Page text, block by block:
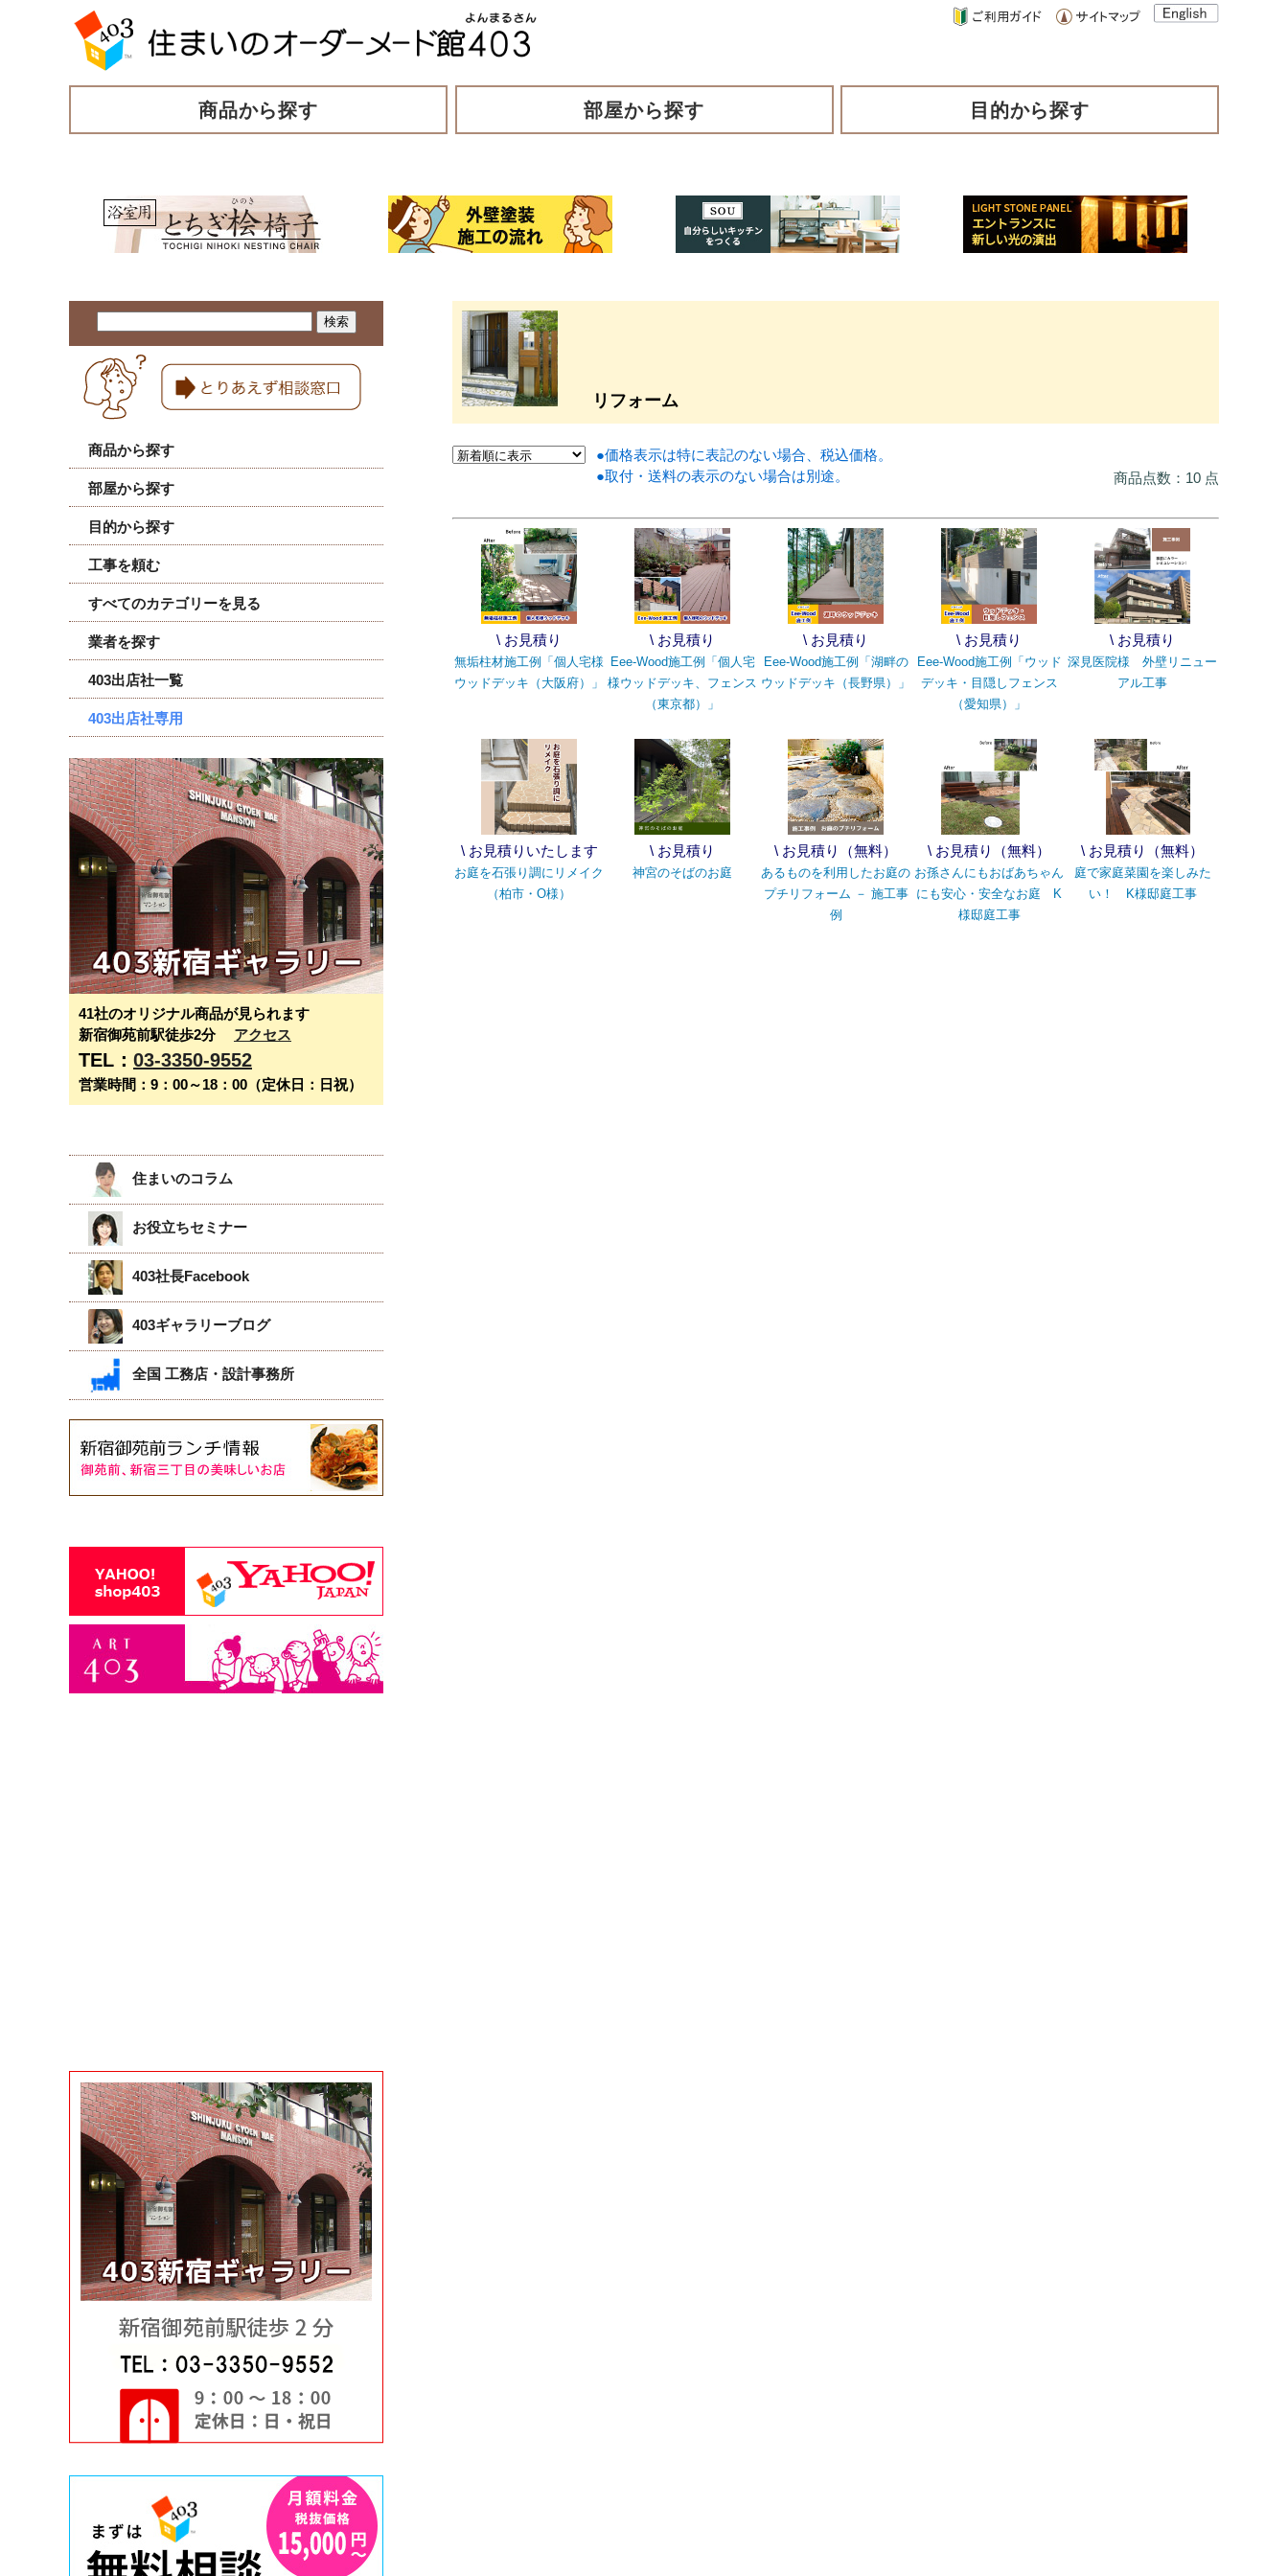
商品から探す 部屋から探す 目的から探す
商品から探す
部屋から探す
目的から探す
工事を頼む
すべてのカテゴリーを見る
業者を探す
403出店社一覧
403出店社専用
41社のオリジナル商品が見られます
新宿御苑前駅徒歩2分 アクセス
TEL： 03-3350-9552
営業時間：9：00～18：00（定休日：日祝）
住まいのコラム
お役立ちセミナー
403社長Facebook
403ギャラリーブログ
全国 工務店・設計事務所
リフォーム
●価格表示は特に表記のない場合、税込価格。
●取付・送料の表示のない場合は別途。
商品点数：10 点
\ お見積り
無垢柱材施工例「個人宅様
ウッドデッキ（大阪府）」
\ お見積り
Eee-Wood施工例「個人宅
様ウッドデッキ、フェンス
（東京都）」
\ お見積り
Eee-Wood施工例「湖畔の
ウッドデッキ（長野県）」
\ お見積り
Eee-Wood施工例「ウッド
デッキ・目隠しフェンス
（愛知県）」
\ お見積り
深見医院様 外壁リニュー
アル工事
\ お見積りいたします
お庭を石張り調にリメイク
（柏市・O様）
\ お見積り
神宮のそばのお庭
\ お見積り（無料）
あるものを利用したお庭の
プチリフォーム － 施工事
例
\ お見積り（無料）
お孫さんにもおばあちゃん
にも安心・安全なお庭 K
様邸庭工事
\ お見積り（無料）
庭で家庭菜園を楽しみた
い！ K様邸庭工事